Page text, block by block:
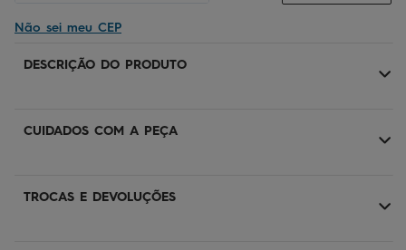
Não sei meu CEP
DESCRIÇÃO DO PRODUTO
CUIDADOS COM A PEÇA
TROCAS E DEVOLUÇÕES